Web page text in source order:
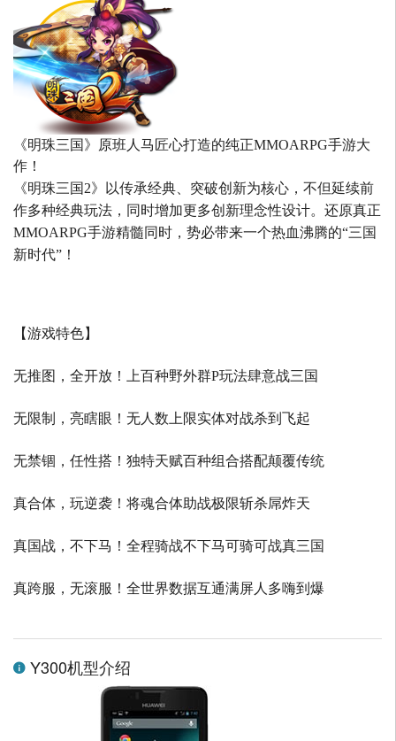
《明珠三国》原班人马匠心打造的纯正MMOARPG手游大
作！
《明珠三国2》以传承经典、突破创新为核心，不但延续前
作多种经典玩法，同时增加更多创新理念性设计。还原真正
MMOARPG手游精髓同时，势必带来一个热血沸腾的“三国
新时代”！
【游戏特色】
无推图，全开放！上百种野外群P玩法肆意战三国
无限制，亮瞎眼！无人数上限实体对战杀到飞起
无禁锢，任性搭！独特天赋百种组合搭配颠覆传统
真合体，玩逆袭！将魂合体助战极限斩杀屌炸天
真国战，不下马！全程骑战不下马可骑可战真三国
真跨服，无滚服！全世界数据互通满屏人多嗨到爆
Y300机型介绍